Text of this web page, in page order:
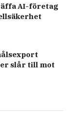
AI-företag
slår till mot